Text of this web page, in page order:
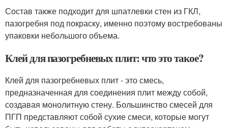
Состав также подходит для шпатлевки стен из ГКЛ,
пазогребня под покраску, именно поэтому востребованы
упаковки небольшого объема.
Клей для пазогребневых плит: что это такое?
Клей для пазогребневых плит - это смесь,
предназначенная для соединения плит между собой,
создавая монолитную стену. Большинство смесей для
ПГП представляют собой сухие смеси, которые могут